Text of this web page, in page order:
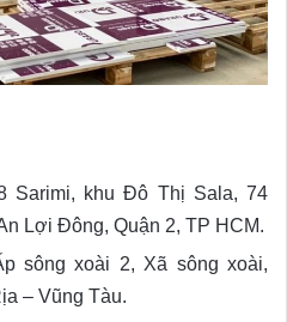
Sarimi, khu Đô Thị Sala, 74
Lợi Đông, Quận 2, TP HCM.
sông xoài 2, Xã sông xoài,
– Vũng Tàu.